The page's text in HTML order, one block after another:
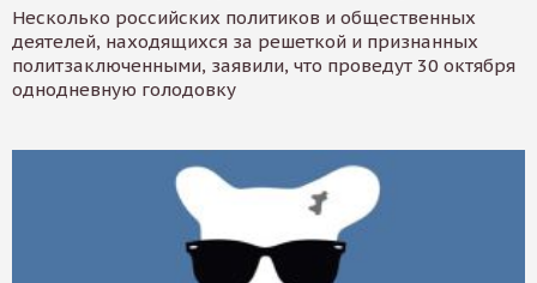
Несколько российских политиков и общественных
деятелей, находящихся за решеткой и признанных
политзаключенными, заявили, что проведут 30 октября
однодневную голодовку